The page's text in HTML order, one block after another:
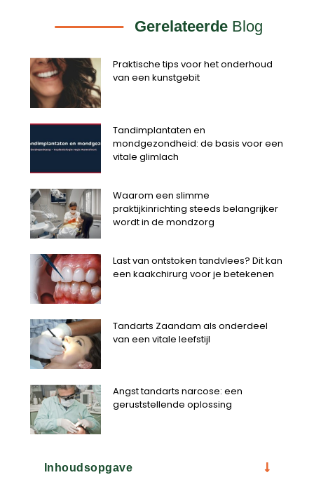
GerelateerdeBlog
Praktische tips voor het onderhoud
van een kunstgebit
Tandimplantaten en
mondgezondheid: de basis voor een
vitale glimlach
Waarom een slimme
praktijkinrichting steeds belangrijker
wordt in de mondzorg
Last van ontstoken tandvlees? Dit kan
een kaakchirurg voor je betekenen
Tandarts Zaandam als onderdeel
van een vitale leefstijl
Angst tandarts narcose: een
geruststellende oplossing
Inhoudsopgave